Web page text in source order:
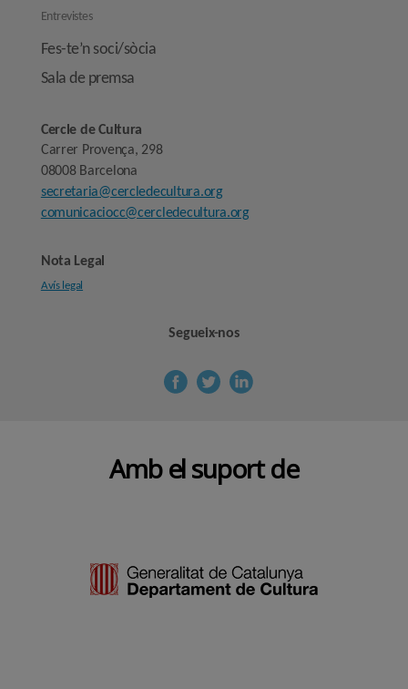
Entrevistes
Fes-te’n soci/sòcia
Sala de premsa
Cercle de Cultura
Carrer Provença, 298
08008 Barcelona
secretaria@cercledecultura.org
comunicaciocc@cercledecultura.org
Nota Legal
Avís legal
Segueix-nos
Amb el suport de